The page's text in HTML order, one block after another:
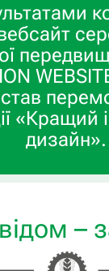
«Кращий
дизайн».
–